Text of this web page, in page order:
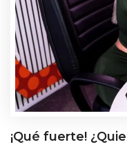
¡Qué fuerte!